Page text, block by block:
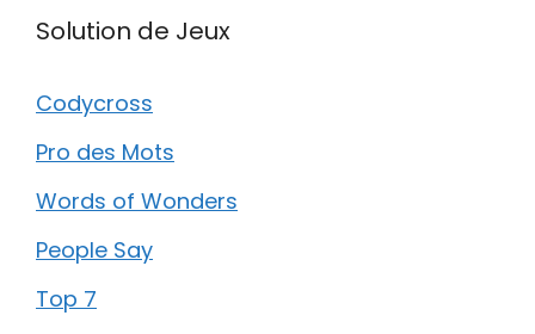
Solution de Jeux
Codycross
Pro des Mots
Words of Wonders
People Say
Top 7